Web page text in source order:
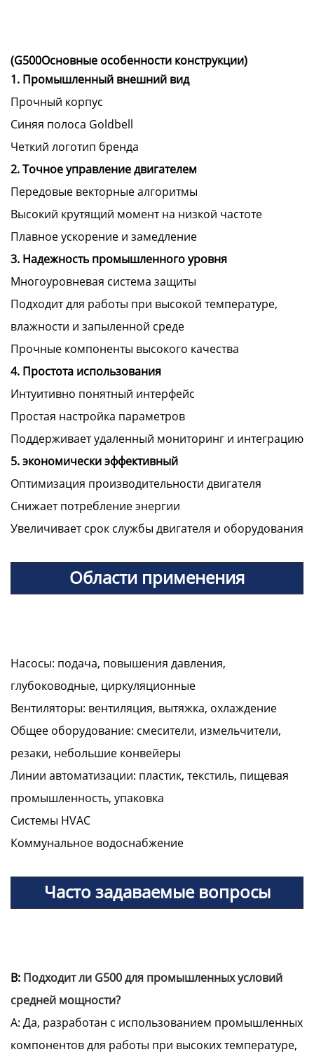
(G500Основные особенности конструкции)
1. Промышленный внешний вид
Прочный корпус
Синяя полоса Goldbell
Четкий логотип бренда
2. Точное управление двигателем
Передовые векторные алгоритмы
Высокий крутящий момент на низкой частоте
Плавное ускорение и замедление
3. Надежность промышленного уровня
Многоуровневая система защиты
Подходит для работы при высокой температуре,
влажности и запыленной среде
Прочные компоненты высокого качества
4. Простота использования
Интуитивно понятный интерфейс
Простая настройка параметров
Поддерживает удаленный мониторинг и интеграцию
5. экономически эффективный
Оптимизация производительности двигателя
Снижает потребление энергии
Увеличивает срок службы двигателя и оборудования
Области применения
Насосы: подача, повышения давления,
глубоководные, циркуляционные
Вентиляторы: вентиляция, вытяжка, охлаждение
Общее оборудование: смесители, измельчители,
резаки, небольшие конвейеры
Линии автоматизации: пластик, текстиль, пищевая
промышленность, упаковка
Системы HVAC
Коммунальное водоснабжение
Часто задаваемые вопросы
В: Подходит ли G500 для промышленных условий
средней мощности?
A: Да, разработан с использованием промышленных
компонентов для работы при высоких температуре,